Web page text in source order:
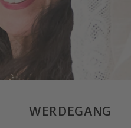
WERDEGANG